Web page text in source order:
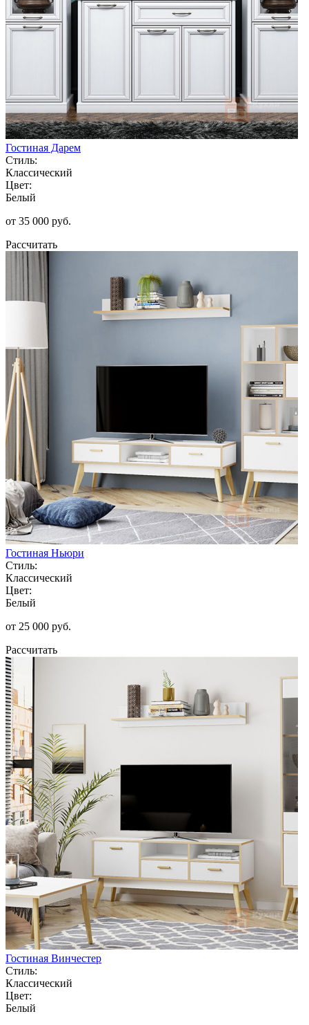
Гостиная Дарем
Стиль:
Классический
Цвет:
Белый
от 35 000 руб.
Рассчитать
Гостиная Ньюри
Стиль:
Классический
Цвет:
Белый
от 25 000 руб.
Рассчитать
Гостиная Винчестер
Стиль:
Классический
Цвет:
Белый